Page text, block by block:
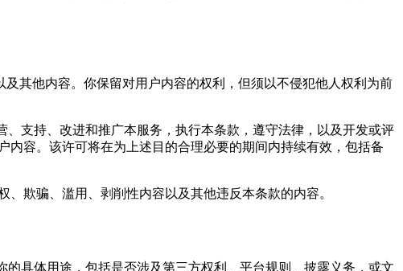
其他内容。你保留对用户内容的权利，但须以不侵犯他人权利为前
支持、改进和推广本服务，执行本条款，遵守法律，以及开发或评
容。该许可将在为上述目的合理必要的期间内持续有效，包括备
欺骗、滥用、剥削性内容以及其他违反本条款的内容。
具体用途，包括是否涉及第三方权利、平台规则、披露义务，或文